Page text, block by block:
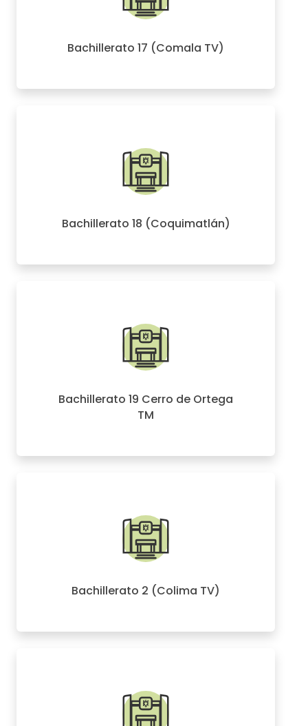
Bachillerato 17 (Comala TV)
Bachillerato 18 (Coquimatlán)
Bachillerato 19 Cerro de Ortega
TM
Bachillerato 2 (Colima TV)